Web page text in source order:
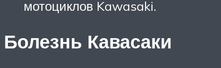
мотоциклов Kawasaki.
Болезнь Кавасаки